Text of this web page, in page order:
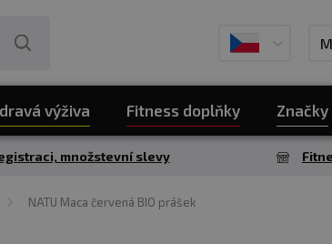
výživa Fitness doplňky Značky
množstevní slevy
NATU Maca červená BIO prášek